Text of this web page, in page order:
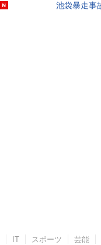
池袋暴走事
IT スポーツ 芸能